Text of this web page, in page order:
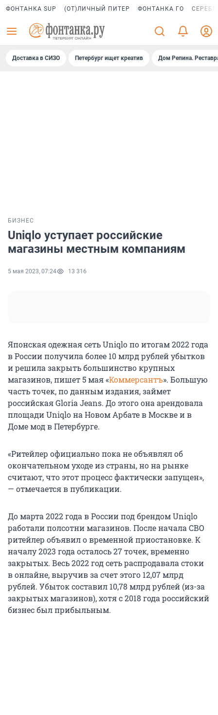
ФОНТАНКА SUP (ОТ)ЛИЧНЫЙ ПИТЕР ФОНТАНКА ГО
Доставка в СИЗО Петербург ищет креатив Дом Репина.
БИЗНЕС
Uniqlo уступает российские
магазины местным компаниям
5 мая 2023, 07:24 13 316
Японская одежная сеть Uniqlo по итогам 2022 года
в России получила более 10 млрд рублей убытков
и решила закрыть большинство крупных
магазинов, пишет 5 мая «Коммерсантъ». Большую
часть точек, по данным издания, займет
российская Gloria Jeans. До этого она арендовала
площади Uniqlo на Новом Арбате в Москве и в
Доме мод в Петербурге.
«Ритейлер официально пока не объявлял об
окончательном уходе из страны, но на рынке
считают, что этот процесс фактически запущен»,
— отмечается в публикации.
До марта 2022 года в России под брендом Uniqlo
работали полсотни магазинов. После начала СВО
ритейлер объявил о временной приостановке. К
началу 2023 года осталось 27 точек, временно
закрытых. Весь 2022 год сеть распродавала стоки
в онлайне, выручив за счет этого 12,07 млрд
рублей. Убыток составил 10,78 млрд рублей (из-за
закрытых магазинов), хотя с 2018 года российский
бизнес был прибыльным.